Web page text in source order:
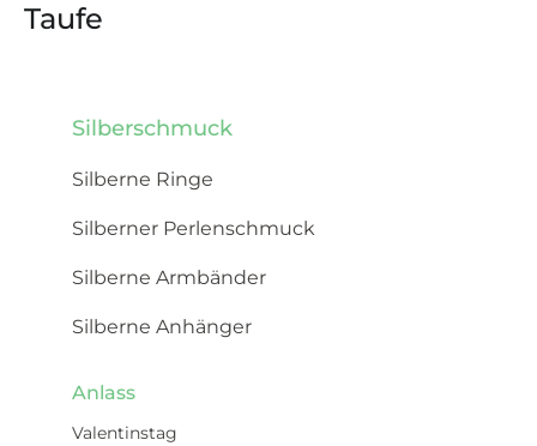
Silberschmuck
Silberne Ringe
Silberner Perlenschmuck
Silberne Armbänder
Silberne Anhänger
Anlass
Valentinstag
Taufe